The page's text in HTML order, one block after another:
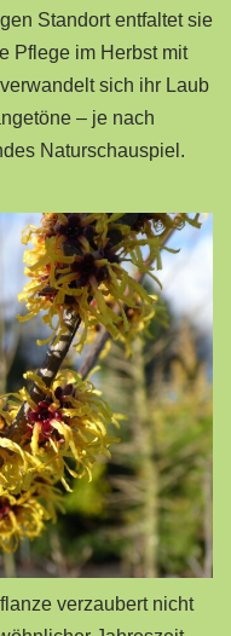
Standort entfaltet sie
Pflege im Herbst mit
sich ihr Laub
– je nach
Naturschauspiel.
verzaubert nicht